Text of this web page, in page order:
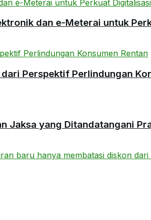
dan e-Meterai untuk
Perspektif Perlindungan
Jaksa yang Ditandatangani